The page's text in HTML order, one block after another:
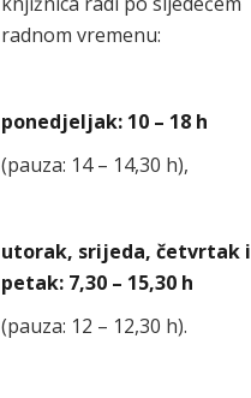
radnom vremenu:
ponedjeljak: 10 – 18 h
(pauza: 14 – 14,30 h),
utorak, srijeda, četvrtak i
petak: 7,30 – 15,30 h
(pauza: 12 – 12,30 h).